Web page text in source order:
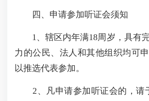
四、申请参加听证会须知
1、辖区内年满18周岁，具有
力的公民、法人和其他组织均可
以推选代表参加。
2、凡申请参加听证会的，请